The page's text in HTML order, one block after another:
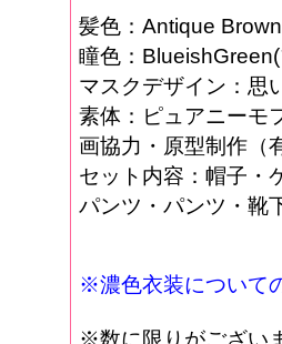
髪色：Antique
瞳色：
マスクデザイン：思
素体：ピュアニー
画協力・原型制作（
セット内容：帽子・
パンツ・パンツ・靴
※濃色衣装について
※数に限りがござい